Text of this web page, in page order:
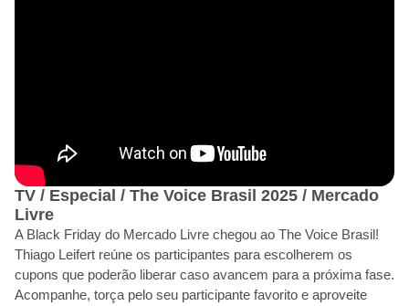
TV / Especial / The Voice Brasil 2025 / Mercado
Livre
A Black Friday do Mercado Livre chegou ao The Voice Brasil!
Thiago Leifert reúne os participantes para escolherem os
cupons que poderão liberar caso avancem para a próxima fase.
Acompanhe, torça pelo seu participante favorito e aproveite